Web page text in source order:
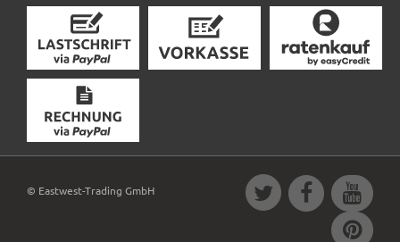
© Eastwest-Trading GmbH